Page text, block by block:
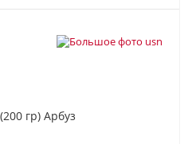
гр) Арбуз